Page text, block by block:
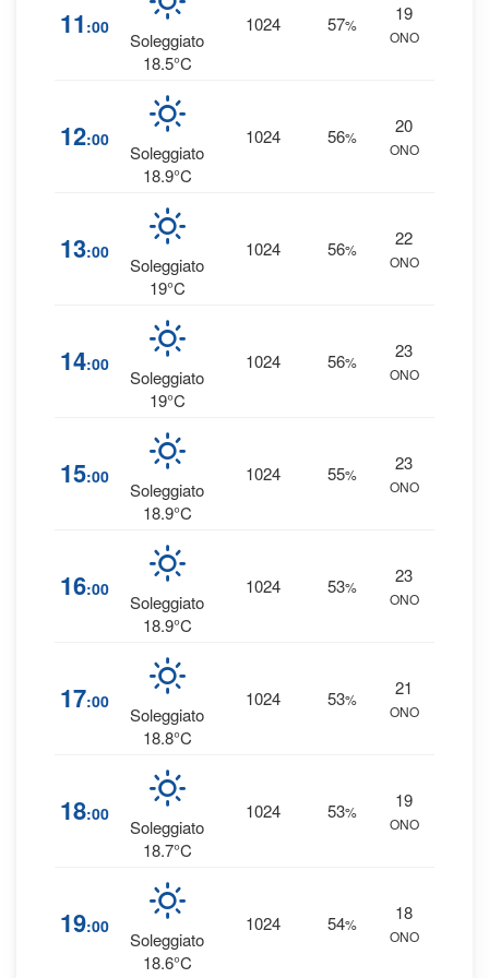
11 :00
Soleggiato
18.5°C
1024 57%
19
ONO
12:00
Soleggiato
18.9°C
1024 56%
20
ONO
13:00
Soleggiato
19°C
1024 56%
22
ONO
14:00
Soleggiato
19°C
1024 56%
23
ONO
15:00
Soleggiato
18.9°C
1024 55%
23
ONO
16:00
Soleggiato
18.9°C
1024 53%
23
ONO
17:00
Soleggiato
18.8°C
1024 53%
21
ONO
18:00
Soleggiato
18.7°C
1024 53%
19
ONO
19:00
Soleggiato
18.6°C
1024 54%
18
ONO